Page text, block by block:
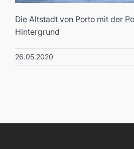
Die Altstadt von Porto mit der
Hintergrund
26.05.2020